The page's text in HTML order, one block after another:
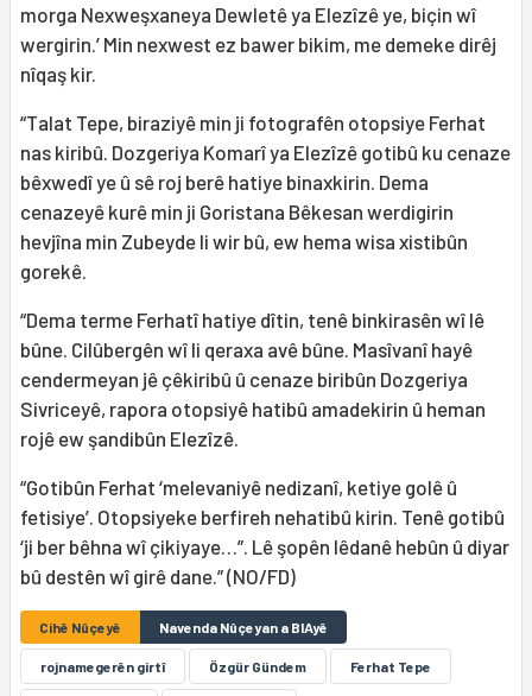
morga Nexweşxaneya Dewletê ya Elezîzê ye, biçin wî
wergirin.’ Min nexwest ez bawer bikim, me demeke dirêj
nîqaş kir.
“Talat Tepe, biraziyê min ji fotografên otopsiye Ferhat
nas kiribû. Dozgeriya Komarî ya Elezîzê gotibû ku cenaze
bêxwedî ye û sê roj berê hatiye binaxkirin. Dema
cenazeyê kurê min ji Goristana Bêkesan werdigirin
hevjîna min Zubeyde li wir bû, ew hema wisa xistibûn
gorekê.
“Dema terme Ferhatî hatiye dîtin, tenê binkirasên wî lê
bûne. Cilûbergên wî li qeraxa avê bûne. Masîvanî hayê
cendermeyan jê çêkiribû û cenaze biribûn Dozgeriya
Sivriceyê, rapora otopsiyê hatibû amadekirin û heman
rojê ew şandibûn Elezîzê.
“Gotibûn Ferhat ‘melevaniyê nedizanî, ketiye golê û
fetisiye’. Otopsiyeke berfireh nehatibû kirin. Tenê gotibû
‘ji ber bêhna wî çikiyaye…”. Lê şopên lêdanê hebûn û diyar
bû destên wî girê dane.” (NO/FD)
Cihê Nûçeyê Navenda Nûçeyan a BIAyê
rojnamegerên girtî Özgür Gündem Ferhat Tepe